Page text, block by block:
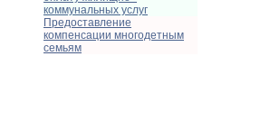
коммунальных услуг
Предоставление
компенсации многодетным
семьям